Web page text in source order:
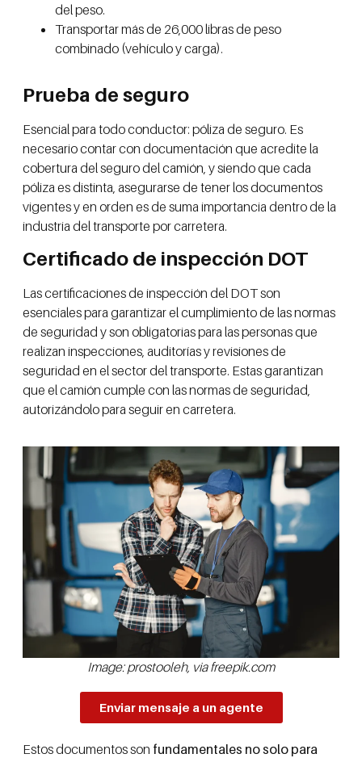
del peso.
Transportar más de 26,000 libras de peso
combinado (vehículo y carga).
Prueba de seguro
Esencial para todo conductor: póliza de seguro. Es
necesario contar con documentación que acredite la
cobertura del seguro del camión, y siendo que cada
póliza es distinta, asegurarse de tener los documentos
vigentes y en orden es de suma importancia dentro de la
industria del transporte por carretera.
Certificado de inspección DOT
Las certificaciones de inspección del DOT son
esenciales para garantizar el cumplimiento de las normas
de seguridad y son obligatorias para las personas que
realizan inspecciones, auditorías y revisiones de
seguridad en el sector del transporte. Estas garantizan
que el camión cumple con las normas de seguridad,
autorizándolo para seguir en carretera.
Image: prostooleh, via freepik.com
Enviar mensaje a un agente
Estos documentos son fundamentales no solo para